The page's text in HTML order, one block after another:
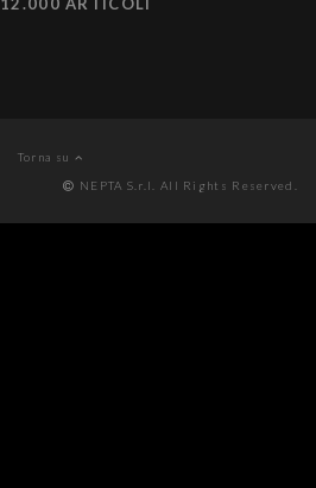
Torna su
NEPTA S.r.l. All Rights Reserved.